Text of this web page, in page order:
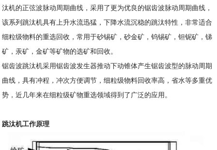
汰机的正弦波脉动周期曲线，采用了更为优良的锯齿波脉动周期曲线，
该系列跳汰机具有上升水流迅猛，下降水流沉稳的跳汰特性，非常适合
细粒级物料的重选回收，常用于砂锡矿，砂金矿，钨锡矿，钽铌矿，锑
矿，汞矿，金矿等矿物的选矿和回收。
锯齿波跳汰机采用锯齿波发生器推动下动锥体产生锯齿波型的脉动周期
曲线，具有冲程，冲次方便调节，细粒级物料回收率高，省水等多重优
势，近几年来在细粒级矿物重选领域得到了广泛的应用。
跳汰机工作原理